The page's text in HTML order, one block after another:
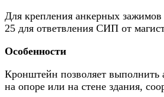
Для крепления анкерных
25 для ответвления СИП от
Особенности
Кронштейн позволяет выполнить
на опоре или на стене здания,